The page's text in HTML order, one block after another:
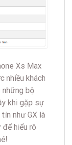
Xs Max
nhiều khách
những bộ
khi gặp sự
như GX là
hiểu rõ